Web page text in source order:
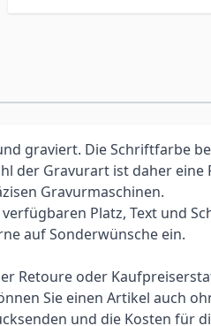
graviert. Die Schriftfarbe
der Gravurart ist daher eine
Gravurmaschinen.
Platz, Text und
auf Sonderwünsche ein.
Retoure oder
Sie einen Artikel auch
und die Kosten für